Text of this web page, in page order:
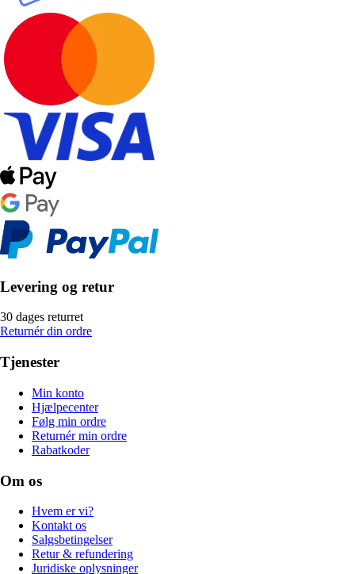
Levering og retur
30 dages returret
Returnér din ordre
Tjenester
Min konto
Hjælpecenter
Følg min ordre
Returnér min ordre
Rabatkoder
Om os
Hvem er vi?
Kontakt os
Salgsbetingelser
Retur & refundering
Juridiske oplysninger